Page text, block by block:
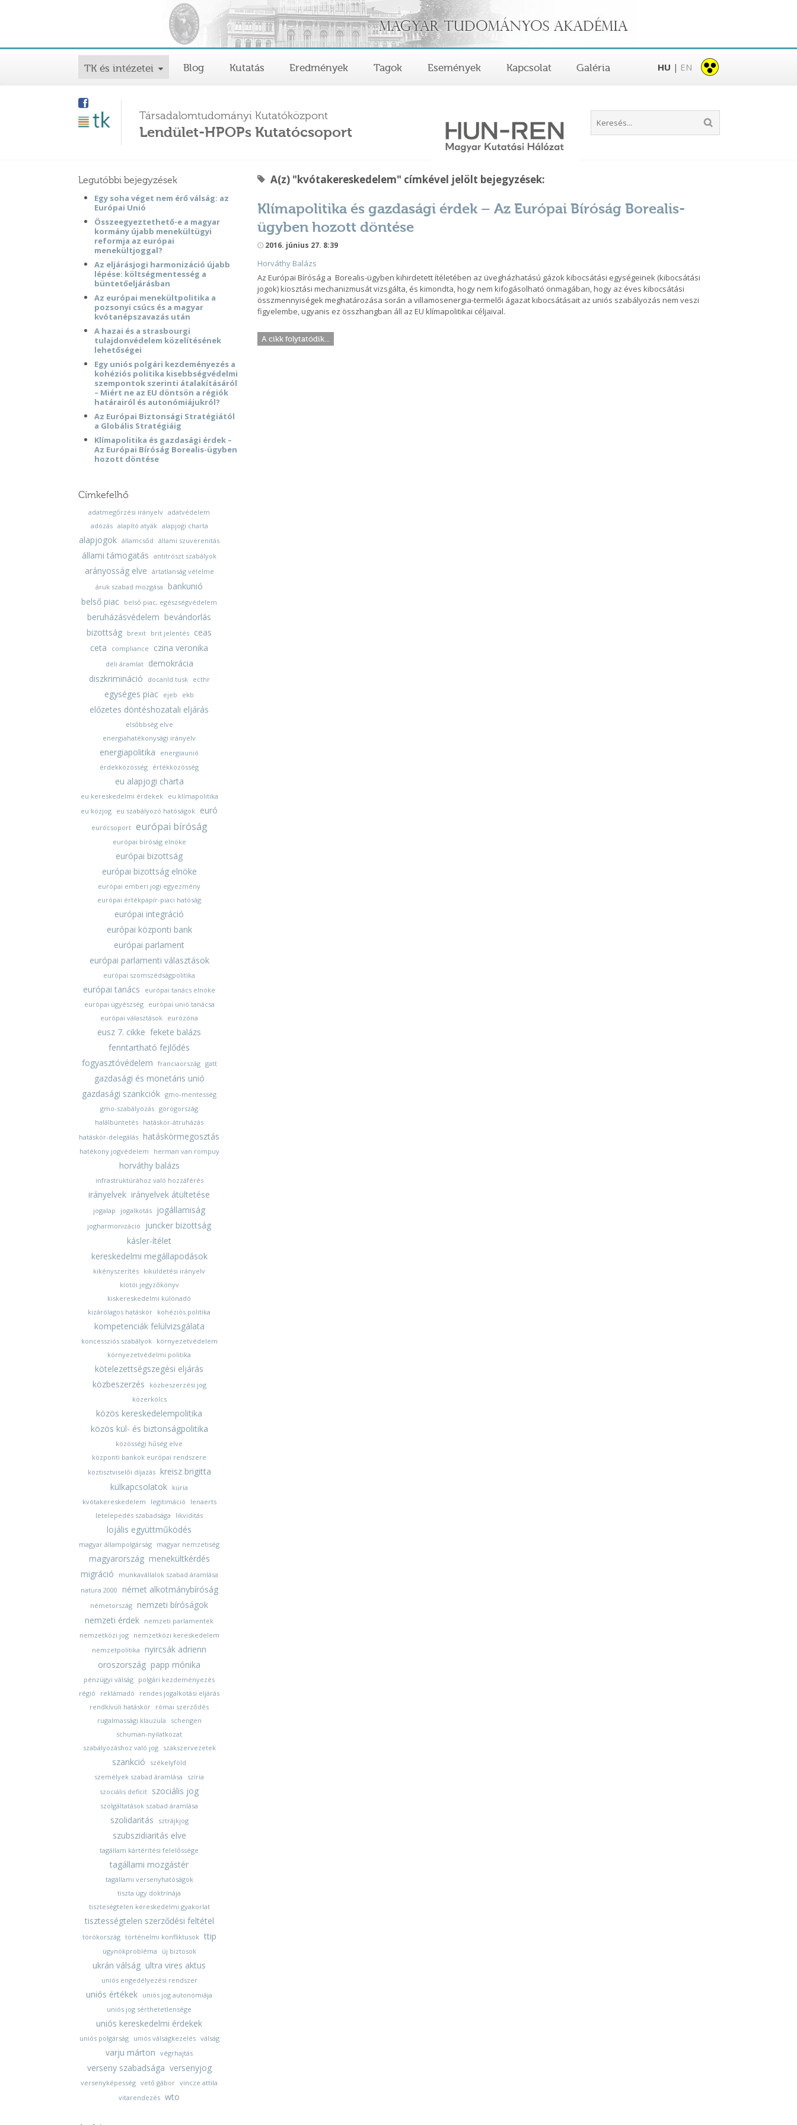
TK és intézetei Blog Kutatás Eredmények Tagok Események Kapcsolat Galéria HU | EN
Társadalomtudományi Kutatóközpont
Lendület-HPOPs Kutatócsoport
Legutóbbi bejegyzések
Egy soha véget nem érő válság: az
Európai Unió
Összeegyeztethető-e a magyar
kormány újabb menekültügyi
reformja az európai
menekültjoggal?
Az eljárásjogi harmonizáció újabb
lépése: költségmentesség a
büntetőeljárásban
Az európai menekültpolitika a
pozsonyi csúcs és a magyar
kvótanépszavazás után
A hazai és a strasbourgi
tulajdonvédelem közelítésének
lehetőségei
Egy uniós polgári kezdeményezés a
kohéziós politika kisebbségvédelmi
szempontok szerinti átalakításáról
– Miért ne az EU döntsön a régiók
határairól és autonómiájukról?
Az Európai Biztonsági Stratégiától
a Globális Stratégiáig
Klímapolitika és gazdasági érdek –
Az Európai Bíróság Borealis-ügyben
hozott döntése
Címkefelhő
adatmegőrzési irányelv adatvédelem
adózás alapító atyák alapjogi charta
alapjogok államcsőd állami szuverenitás
állami támogatás antitröszt szabályok
arányosság elve ártatlanság vélelme
áruk szabad mozgása
bankunió
belső piac belső piac, egészségvédelem
beruházásvédelem bevándorlás
bizottság brexit brit jelentés ceas
ceta
compliance czina veronika
déli áramlat
demokrácia
diszkrimináció
docanld tusk ecthr
egységes piac ejeb ekb
előzetes döntéshozatali eljárás
elsőbbség elve
energiahatékonysági irányelv
energiapolitika
energiaunió
érdekközösség értékközösség
eu alapjogi charta
eu kereskedelmi érdekek
eu klímapolitika
eu közjog eu szabályozó hatóságok euró
eurócsoport európai bíróság
európai bíróság elnöke
európai bizottság
európai bizottság elnöke
európai emberi jogi egyezmény
európai értékpapír-piaci hatóság
európai integráció
európai központi bank
európai parlament
európai parlamenti választások
európai szomszédságpolitika
európai tanács
európai tanács elnöke
európai ügyészség
európai unió tanácsa
európai választások eurózóna
eusz 7. cikke fekete balázs
fenntartható fejlődés
fogyasztóvédelem franciaország gatt
gazdasági és monetáris unió
gazdasági szankciók gmo-mentesség
gmo-szabályozás görögország
halálbüntetés hatáskör-átruházás
hatáskör-delegálás hatáskörmegosztás
hatékony jogvédelem herman van rompuy
horváthy balázs
infrastruktúrához való hozzáférés
irányelvek irányelvek átültetése
jogalap jogalkotás jogállamiság
jogharmonizáció
juncker bizottság
kásler-ítélet
kereskedelmi megállapodások
kikényszerítés kiküldetési irányelv
kiotói jegyzőkönyv
kiskereskedelmi különadó
kizárólagos hatáskör kohéziós politika
kompetenciák felülvizsgálata
koncessziós szabályok
környezetvédelem
környezetvédelmi politika
kötelezettségszegési eljárás
közbeszerzés
közbeszerzési jog
közerkölcs
közös kereskedelempolitika
közös kül- és biztonságpolitika
közösségi hűség elve
központi bankok európai rendszere
köztisztviselői díjazás
kreisz brigitta
külkapcsolatok kúria
kvótakereskedelem
legitimáció
lenaerts
letelepedés szabadsága
likviditás
lojális együttműködés
magyar állampolgárság magyar nemzetiség
magyarország menekültkérdés
migráció
munkavállalok szabad áramlása
natura 2000
német alkotmánybíróság
németország nemzeti bíróságok
nemzeti érdek nemzeti parlamentek
nemzetközi jog
nemzetközi kereskedelem
nemzetpolitika
nyircsák adrienn
oroszország papp mónika
pénzügyi válság polgári kezdeményezés
régió
reklámadó
rendes jogalkotási eljárás
rendkívüli hatáskör római szerződés
rugalmassági klauzula
schengen
schuman-nyilatkozat
szabályozáshoz való jog
szakszervezetek
szankció
székelyföld
személyek szabad áramlása
szíria
szociális deficit szociális jog
szolgáltatások szabad áramlása
szolidaritás sztrájkjog
szubszidiaritás elve
tagállam kártérítési felelőssége
tagállami mozgástér
tagállami versenyhatóságok
tiszta ügy doktrínája
tiszteségtelen kereskedelmi gyakorlat
tisztességtelen szerződési feltétel
törökország történelmi konfliktusok ttip
ügynökprobléma új biztosok
ukrán válság ultra vires aktus
uniós engedélyezési rendszer
uniós értékek uniós jog autonómiája
uniós jog sérthetetlensége
uniós kereskedelmi érdekek
uniós polgárság uniós válságkezelés válság
varju márton végrhajtás
verseny szabadsága versenyjog
versenyképesség vető gábor vincze attila
vitarendezés wto
A(z) "kvótakereskedelem" címkével jelölt bejegyzések:
Klímapolitika és gazdasági érdek – Az Európai Bíróság Borealis-
ügyben hozott döntése
2016. június 27. 8:39
Horváthy Balázs
Az Európai Bíróság a Borealis-ügyben kihirdetett ítéletében az üvegházhatású gázok kibocsátási egységeinek (kibocsátási
jogok) kiosztási mechanizmusát vizsgálta, és kimondta, hogy nem kifogásolható önmagában, hogy az éves kibocsátási
összmennyiségek meghatározása során a villamosenergia-termelői ágazat kibocsátásait az uniós szabályozás nem veszi
figyelembe, ugyanis ez összhangban áll az EU klímapolitikai céljaival.
A cikk folytatódik...